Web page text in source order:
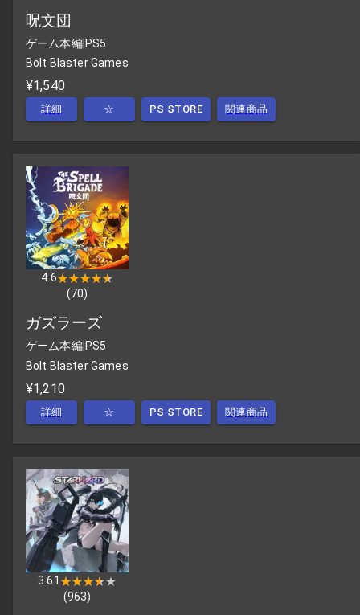
呪文団
ゲーム本編|PS5
Bolt Blaster Games
¥1,540
詳細 ☆ PS STORE 関連商品
4.6★★★★★
★★★★★
(70)
ガズラーズ
ゲーム本編| PS5
Bolt Blaster Games
¥1,210
詳細 ☆ PS STORE 関連商品
3.61 ★★★★★
★★★★★
(963)